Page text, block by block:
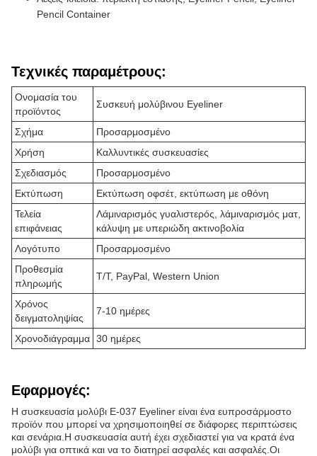
Pencil Container
Τεχνικές παραμέτρους:
Ονομασία του
προϊόντος
Συσκευή μολύβινου Eyeliner
Σχήμα
Προσαρμοσμένο
Χρήση
Καλλυντικές συσκευασίες
Σχεδιασμός
Προσαρμοσμένο
Εκτύπωση
Εκτύπωση οφσέτ, εκτύπωση με οθόνη
Τελεία
επιφάνειας
Λάμιναρισμός γυαλιστερός, λάμιναρισμός ματ,
κάλυψη με υπεριώδη ακτινοβολία
Λογότυπο
Προσαρμοσμένο
Προθεσμία
πληρωμής
T/T, PayPal, Western Union
Χρόνος
δειγματοληψίας
7-10 ημέρες
Χρονοδιάγραμμα 30 ημέρες
Εφαρμογές:
Η συσκευασία μολύβι E-037 Eyeliner είναι ένα ευπροσάρμοστο
προϊόν που μπορεί να χρησιμοποιηθεί σε διάφορες περιπτώσεις
και σενάρια.Η συσκευασία αυτή έχει σχεδιαστεί για να κρατά ένα
μολύβι για οπτικά και να το διατηρεί ασφαλές και ασφαλές.Οι